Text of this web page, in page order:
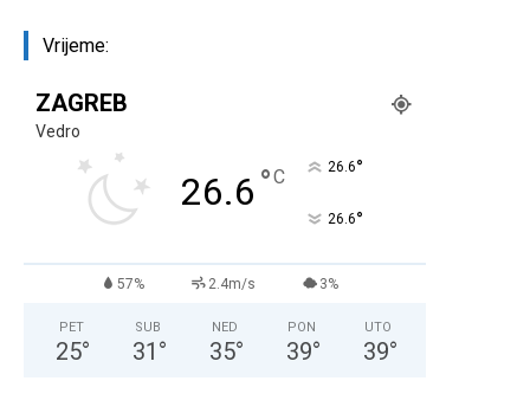
Vrijeme:
ZAGREB
Vedro
26.6 °C 26.6°
26.6°
57% 2.4m/s 3%
PET
25°
SUB
31 °
NED
35°
PON
39°
UTO
39°